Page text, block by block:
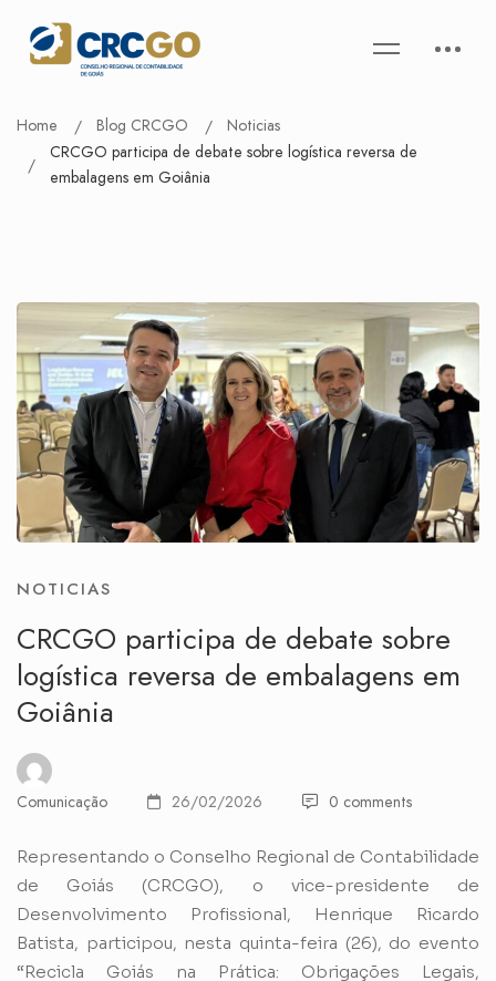
Home Blog CRCGO
Noticias
CRCGO participa de debate sobre logística reversa de
embalagens em Goiânia
NOTICIAS
CRCGO participa de debate sobre
logística reversa de embalagens em
Goiânia
Comunicação 26/02/2026 0 comments
Representando o Conselho Regional de Contabilidade
de Goiás (CRCGO), o vice-presidente de
Desenvolvimento Profissional, Henrique Ricardo
Batista, participou, nesta quinta-feira (26), do evento
“Recicla Goiás na Prática: Obrigações Legais,